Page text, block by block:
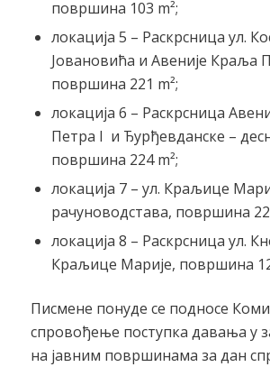
површина 103 m²;
локација 5 – Раскрсница ул.
Јовановића и Авеније Краља
површина 221 m²;
локација 6 – Раскрсница
Петра I и Ђурђевданске –
површина 224 m²;
локација 7 – ул. Краљице
рачуноводстава, површина
локација 8 – Раскрсница ул.
Краљице Марије, површина
Писмене понуде се подносе
спровођење поступка давања у
на јавним површинама за дан